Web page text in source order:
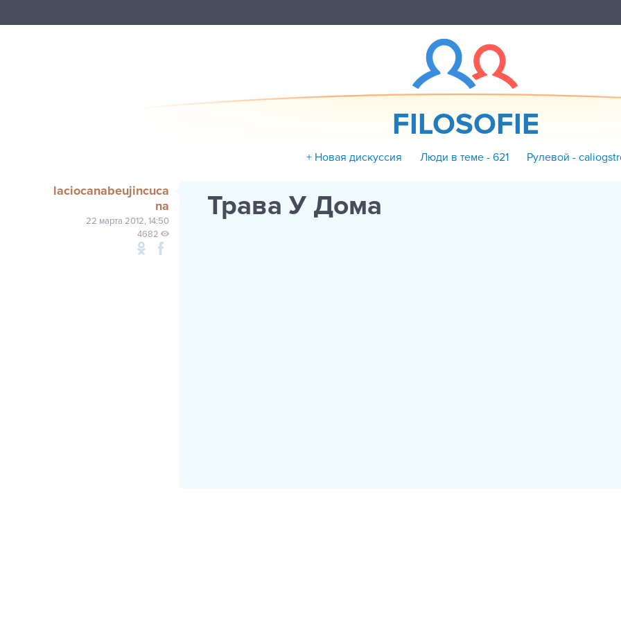
FILOSOFIE
+ Новая дискуссия Люди в теме - 621 Рулевой -
laciocanabeujincuca
na
22 марта 2012, 14:50
4682
Трава У Дома